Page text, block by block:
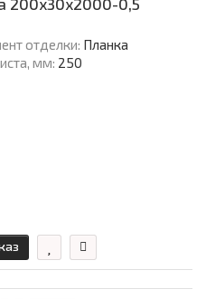
200х30х2000-0,5
отделки: Планка
мм: 250